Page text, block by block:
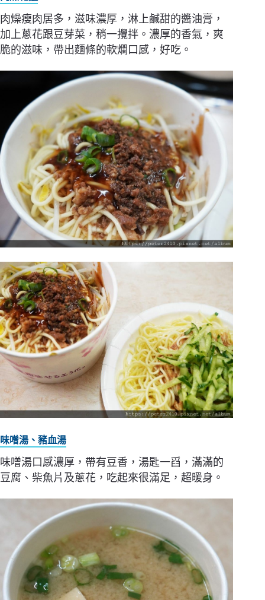
肉燥瘦肉居多，滋味濃厚，淋上鹹甜的醬油膏，
加上蔥花跟豆芽菜，稍一攪拌。濃厚的香氣，爽
脆的滋味，帶出麵條的軟爛口感，好吃。
味噌湯、豬血湯
味噌湯口感濃厚，帶有豆香，湯匙一舀，滿滿的
豆腐、柴魚片及蔥花，吃起來很滿足，超暖身。